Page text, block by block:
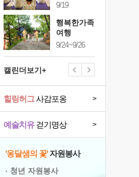
9/19
행복한가족
여행
9/24~9/26
캘린더보기+
예술치유걷기명상 >
힐링허그사감포옹 >
'옹달샘의 꽃'자원봉사
· 청년 자원봉사